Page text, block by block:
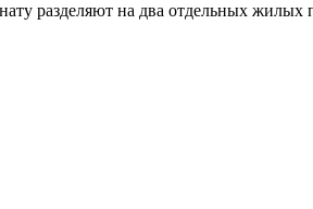
разделяют на два отдельных жилых